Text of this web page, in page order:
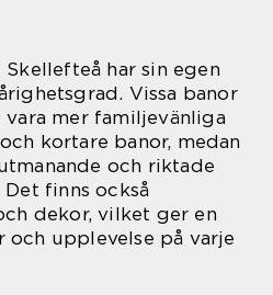
har sin egen
Vissa banor
mer familjevänliga
kortare banor, medan
och riktade
finns också
dekor, vilket ger en
och upplevelse på varje